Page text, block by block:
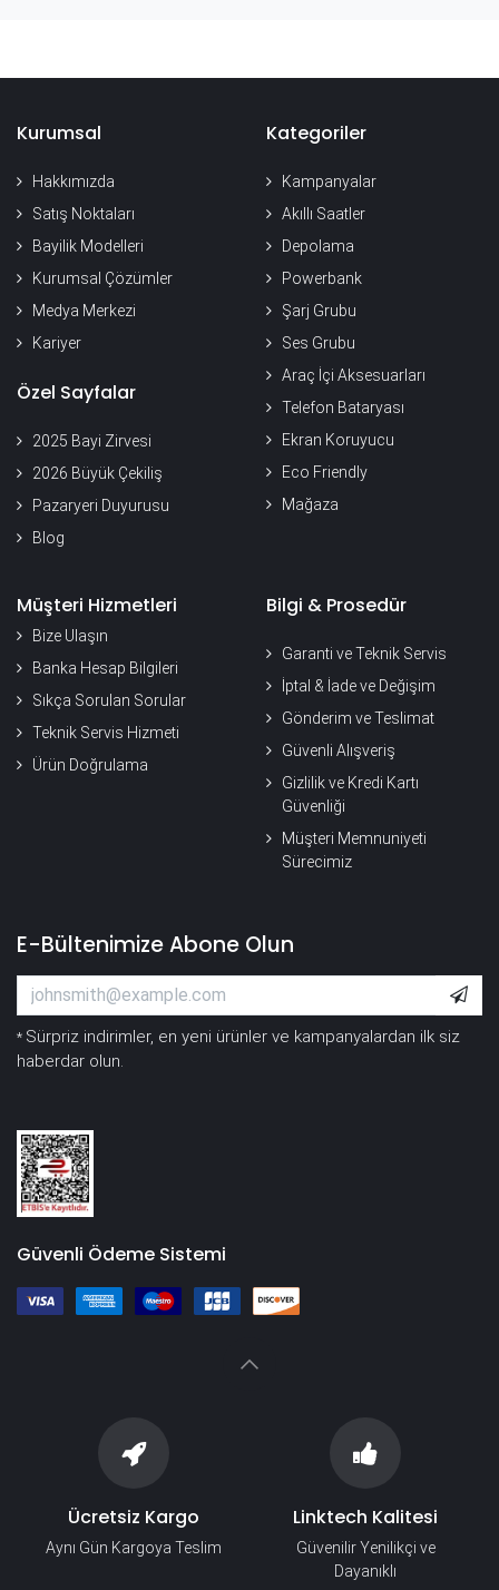
Kurumsal
Hakkımızda
Satış Noktaları
Bayilik Modelleri
Kurumsal Çözümler
Medya Merkezi
Kariyer
Özel Sayfalar
2025 Bayi Zirvesi
2026 Büyük Çekiliş
Pazaryeri Duyurusu
Blog
Kategoriler
Kampanyalar
Akıllı Saatler
Depolama
Powerbank
Şarj Grubu
Ses Grubu
Araç İçi Aksesuarları
Telefon Bataryası
Ekran Koruyucu
Eco Friendly
Mağaza
Müşteri Hizmetleri
Bize Ulaşın
Banka Hesap Bilgileri
Sıkça Sorulan Sorular
Teknik Servis Hizmeti
Ürün Doğrulama
Bilgi & Prosedür
Garanti ve Teknik Servis
İptal & İade ve Değişim
Gönderim ve Teslimat
Güvenli Alışveriş
Gizlilik ve Kredi Kartı
Güvenliği
Müşteri Memnuniyeti
Sürecimiz
E-Bültenimize Abone Olun
* Sürpriz indirimler, en yeni ürünler ve kampanyalardan ilk siz
haberdar olun.
Güvenli Ödeme Sistemi
Ücretsiz Kargo
Aynı Gün Kargoya Teslim
Linktech Kalitesi
Güvenilir Yenilikçi ve
Dayanıklı